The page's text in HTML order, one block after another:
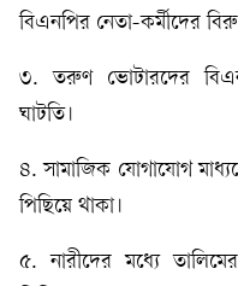
বিএনপির নেতা-কর্মীদের
৩. তরুণ ভোটারদের
ঘাটতি।
৪. সামাজিক যোগাযোগ
পিছিয়ে থাকা।
৫. নারীদের মধ্যে